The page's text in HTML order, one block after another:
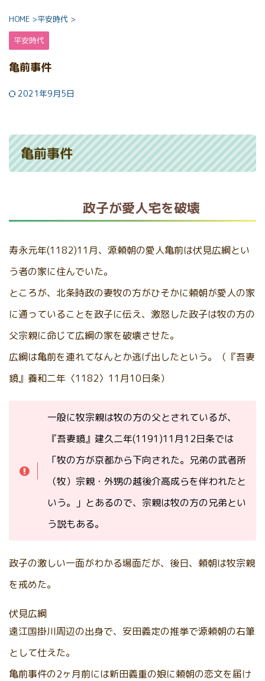
HOME >平安時代 >
平安時代
亀前事件
2021年9月5日
亀前事件
政子が愛人宅を破壊
寿永元年(1182)11月、源頼朝の愛人亀前は伏見広綱とい
う者の家に住んでいた。
ところが、北条時政の妻牧の方がひそかに頼朝が愛人の家
に通っていることを政子に伝え、激怒した政子は牧の方の
父宗親に命じて広綱の家を破壊させた。
広綱は亀前を連れてなんとか逃げ出したという。（『吾妻
鏡』養和二年〈1182〉11月10日条）
一般に牧宗親は牧の方の父とされているが、
『吾妻鏡』建久二年(1191)11月12日条では
「牧の方が京都から下向された。兄弟の武者所
（牧）宗親・外甥の越後介高成らを伴われたと
いう。」とあるので、宗親は牧の方の兄弟とい
う説もある。
政子の激しい一面がわかる場面だが、後日、頼朝は牧宗親
を戒めた。
伏見広綱
遠江国掛川周辺の出身で、安田義定の推挙で源頼朝の右筆
として仕えた。
亀前事件の2ヶ月前には新田義重の娘に頼朝の恋文を届け